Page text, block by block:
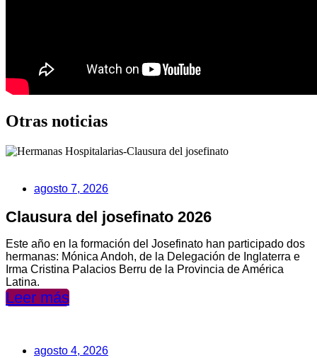
Otras noticias
agosto 7, 2026
Clausura del josefinato 2026
Este año en la formación del Josefinato han participado dos
hermanas: Mónica Andoh, de la Delegación de Inglaterra e
Irma Cristina Palacios Berru de la Provincia de América
Latina.
Leer más
agosto 4, 2026